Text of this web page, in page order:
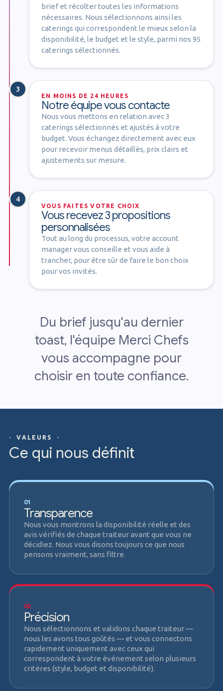
brief et récolter toutes les informations
nécessaires. Nous sélectionnons ainsi les
caterings qui correspondent le mieux selon la
disponibilité, le budget et le style, parmi nos 95
caterings sélectionnés.
3
EN MOINS DE 24 HEURES
Notre équipe vous contacte
Nous vous mettons en relation avec 3
caterings sélectionnés et ajustés à votre
budget. Vous échangez directement avec eux
pour recevoir menus détaillés, prix clairs et
ajustements sur mesure.
4
VOUS FAITES VOTRE CHOIX
Vous recevez 3 propositions
personnalisées
Tout au long du processus, votre account
manager vous conseille et vous aide à
trancher, pour être sûr de faire le bon choix
pour vos invités.
Du brief jusqu'au dernier
toast, l'équipe Merci Chefs
vous accompagne pour
choisir en toute confiance.
· VALEURS ·
Ce qui nous définit
01
Transparence
Nous vous montrons la disponibilité réelle et des
avis vérifiés de chaque traiteur avant que vous ne
décidiez. Nous vous disons toujours ce que nous
pensons vraiment, sans filtre.
02
Précision
Nous sélectionnons et validons chaque traiteur —
nous les avons tous goûtés — et vous connectons
rapidement uniquement avec ceux qui
correspondent à votre événement selon plusieurs
critères (style, budget et disponibilité).